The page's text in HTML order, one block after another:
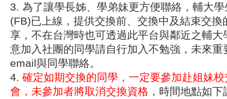
3. 為了讓學長姊、學弟妹更方便聯絡，輔大
(FB)已上線，提供交換前、交換中及結束交換
享，不在台灣時也可透過此平台與鄰近之輔大
意加入社團的同學請自行加入不勉強，未來重
email與同學聯絡。
4. 確定如期交換的同學，一定要參加赴姐妹
會，未參加者將取消交換資格 ，時間地點如